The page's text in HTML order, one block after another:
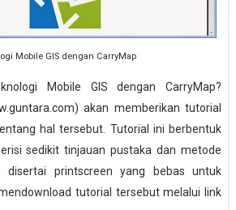
Mobile GIS dengan CarryMap
Mobile GIS dengan CarryMap?
akan memberikan tutorial
hal tersebut. Tutorial ini berbentuk
sedikit tinjauan pustaka dan metode
disertai printscreen yang bebas untuk
tutorial tersebut melalui link